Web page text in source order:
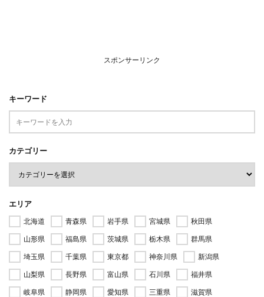
スポンサーリンク
キーワード
カテゴリー
エリア
北海道 青森県 岩手県 宮城県
秋田県
山形県
福島県 茨城県 栃木県
群馬県
埼玉県
千葉県 東京都 神奈川県
新潟県
山梨県
長野県 富山県 石川県
福井県
岐阜県
静岡県 愛知県 三重県
滋賀県